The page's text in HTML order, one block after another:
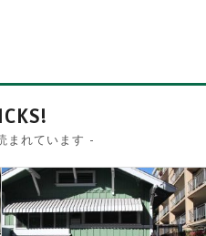
まれています -